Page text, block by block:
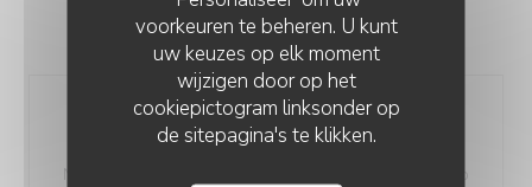
voorkeuren te beheren. U kunt
uw keuzes op elk moment
wijzigen door op het
cookiepictogram linksonder op
de sitepagina's te klikken.
8,00 EUR
Rien de défini, les desserts
régressifs de Maryvonne
No set sweet menu but Maryvonne's selection of retro